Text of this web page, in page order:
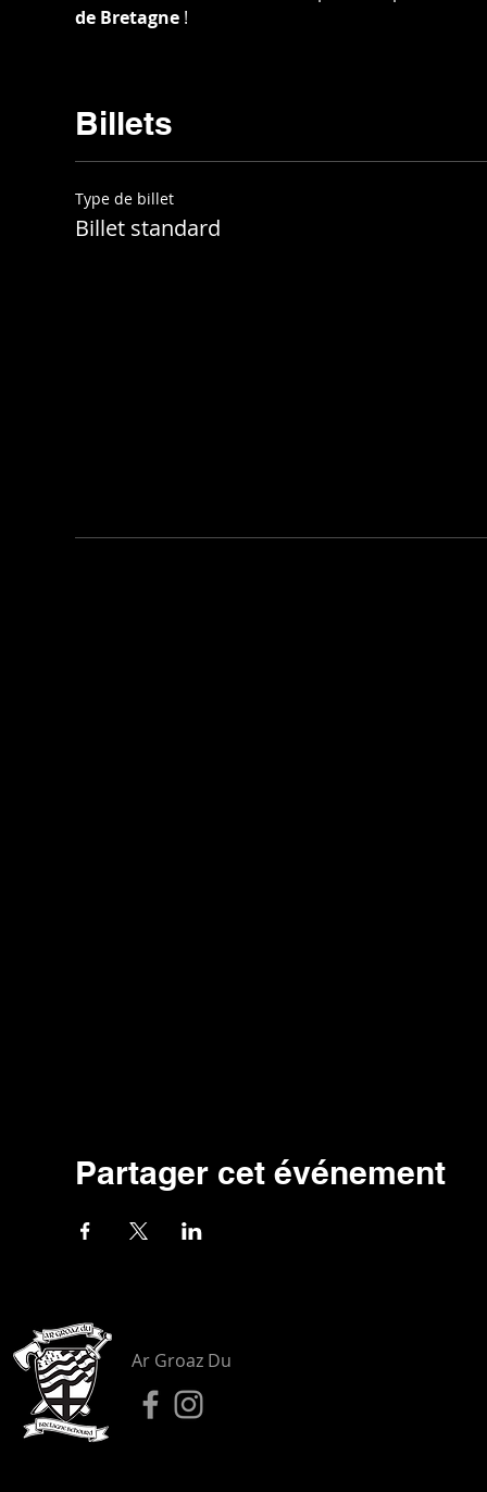
de Bretagne !
Billets
Type de billet
Billet standard
Partager cet événement
Ar Groaz Du